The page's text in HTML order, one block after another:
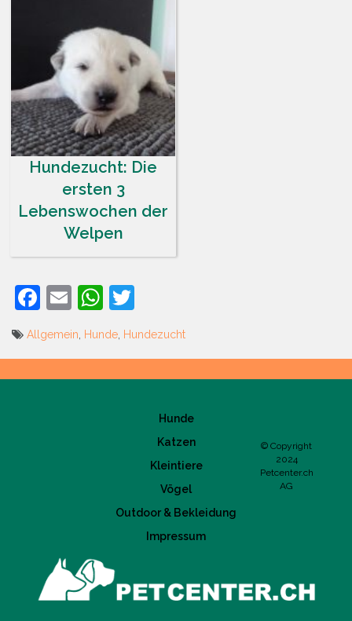
Hundezucht: Die
ersten 3
Lebenswochen der
Welpen
Facebook
EmailWhatsApp
Allgemein Hunde Hundezucht
Navigation
Hunde
Katzen
Kleintiere
Vögel
Outdoor & Bekleidung
Impressum
© Copyright
2024
Petcenter.ch
AG